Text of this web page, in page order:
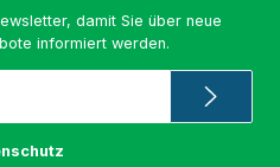
damit Sie über neue
informiert werden.